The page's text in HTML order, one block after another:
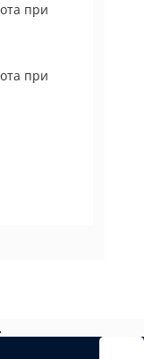
при
при